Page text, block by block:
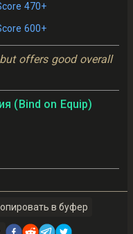
470+
600+
offers good overall
(Bind on Equip)
в буфер